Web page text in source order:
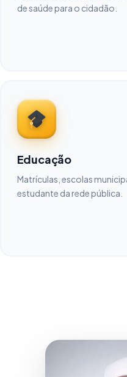
de saúde para o cidadão.
Educação
Matrículas, escolas
estudante da rede pública.